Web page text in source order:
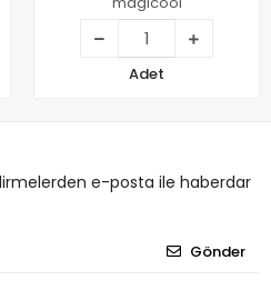
Adet
e-posta ile haberdar
Gönder